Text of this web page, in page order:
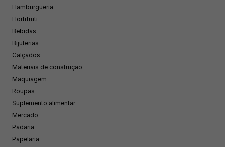
Hamburgueria
Hortifruti
Bebidas
Bijuterias
Calçados
Materiais de construção
Maquiagem
Roupas
Suplemento alimentar
Mercado
Padaria
Papelaria